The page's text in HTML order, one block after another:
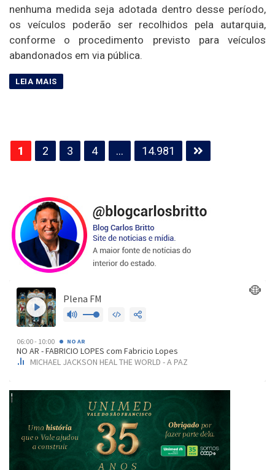
nenhuma medida seja adotada dentro desse período,
os veículos poderão ser recolhidos pela autarquia,
conforme o procedimento previsto para veículos
abandonados em via pública.
Paginação
de
1 2 3 4 … 14.981